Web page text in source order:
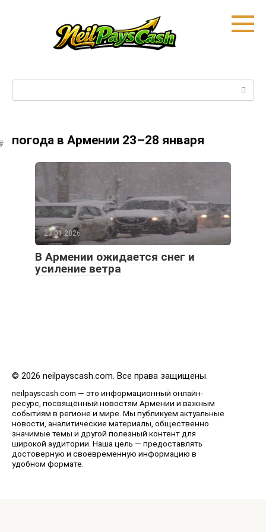
погода в Армении 23–28 января
23.01.2026
В Армении ожидается снег и
усиление ветра
© 2026 neilpayscash.com. Все права защищены.
neilpayscash.com — это информационный онлайн-
ресурс, посвящённый новостям Армении и важным
событиям в регионе и мире. Мы публикуем актуальные
новости, аналитические материалы, общественно
значимые темы и другой полезный контент для
широкой аудитории. Наша цель — предоставлять
достоверную и своевременную информацию в
удобном формате.